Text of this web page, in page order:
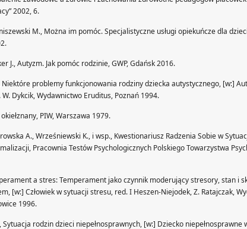
2002, 6.
M., Można im pomóc. Specjalistyczne usługi opiekuńcze dla
J., Autyzm. Jak pomóc rodzinie, GWP, Gdańsk 2016.
Niektóre problemy funkcjonowania rodziny dziecka autystycznego, [w:]
Dykcik, Wydawnictwo Eruditus, Poznań 1994.
PIW, Warszawa 1979.
A., Wrześniewski K., i wsp., Kwestionariusz Radzenia Sobie w
Pracownia Testów Psychologicznych Polskiego Towarzystwa
a stres: Temperament jako czynnik moderujący stresory, stan i
[w:] Człowiek w sytuacji stresu, red. I Heszen-Niejodek, Z. Ratajczak,
1996.
Sytuacja rodzin dzieci niepełnosprawnych, [w:] Dziecko niepełnosprawne